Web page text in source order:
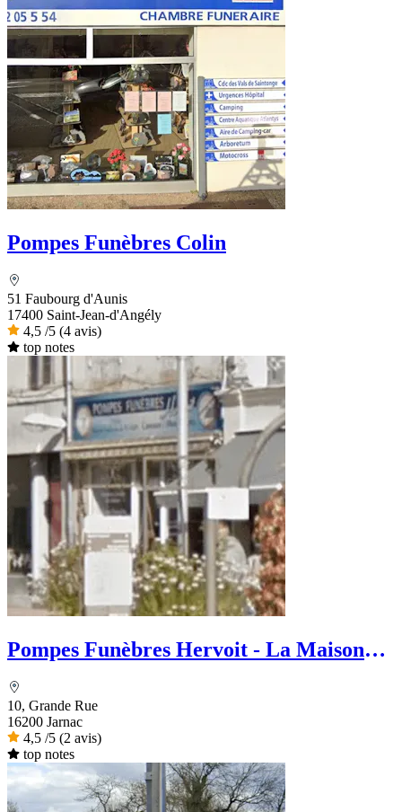
Pompes Funèbres Colin
51 Faubourg d'Aunis
17400 Saint-Jean-d'Angély
4,5 /5 (4 avis)
top notes
Pompes Funèbres Hervoit - La Maison
10, Grande Rue
16200 Jarnac
4,5 /5 (2 avis)
top notes